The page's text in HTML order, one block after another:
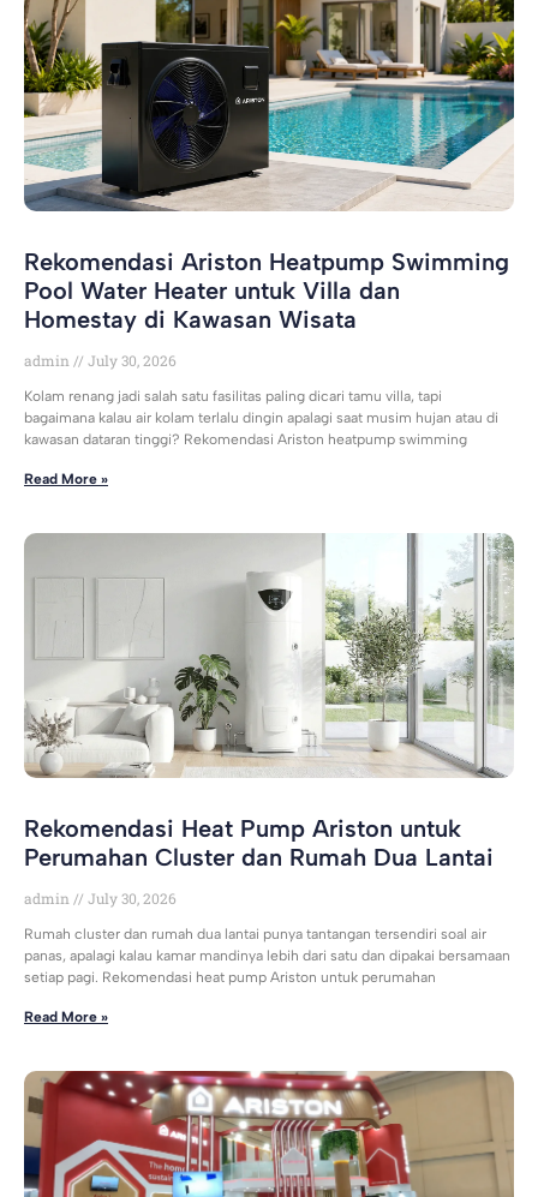
Rekomendasi Ariston Heatpump Swimming
Pool Water Heater untuk Villa dan
Homestay di Kawasan Wisata
admin July 30, 2026
Kolam renang jadi salah satu fasilitas paling dicari tamu villa, tapi
bagaimana kalau air kolam terlalu dingin apalagi saat musim hujan atau di
kawasan dataran tinggi? Rekomendasi Ariston heatpump swimming
Read More »
Rekomendasi Heat Pump Ariston untuk
Perumahan Cluster dan Rumah Dua Lantai
admin July 30, 2026
Rumah cluster dan rumah dua lantai punya tantangan tersendiri soal air
panas, apalagi kalau kamar mandinya lebih dari satu dan dipakai bersamaan
setiap pagi. Rekomendasi heat pump Ariston untuk perumahan
Read More »